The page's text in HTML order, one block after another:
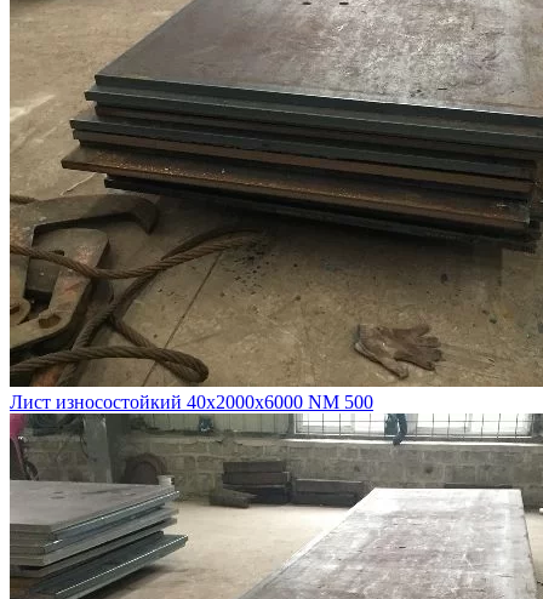
Лист износостойкий 40х2000х6000 NM 500